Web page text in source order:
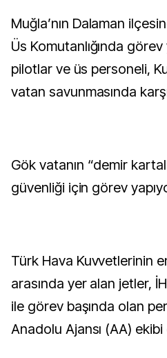
Muğla’nın Dalaman
Üs Komutanlığında
pilotlar ve üs personeli,
vatan savunmasında
Gök vatanın “demir
güvenliği için görev
Türk Hava Kuvvetlerinin
arasında yer alan jetler,
ile görev başında olan
Anadolu Ajansı (AA)